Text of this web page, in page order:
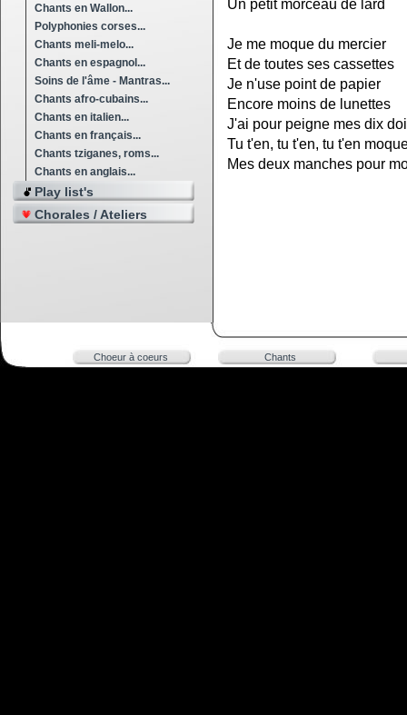
Chants en Wallon...
Polyphonies corses...
Chants meli-melo...
Chants en espagnol...
Soins de l'âme - Mantras...
Chants afro-cubains...
Chants en italien...
Chants en français...
Chants tziganes, roms...
Chants en anglais...
Play list's
Chorales / Ateliers
Un petit morceau de lard
Je me moque du mercier
Et de toutes ses cassettes
Je n'use point de papier
Encore moins de lunettes
J'ai pour peigne mes dix
Tu t'en, tu t'en, tu t'en
Mes deux manches pour
Choeur à coeurs Chants